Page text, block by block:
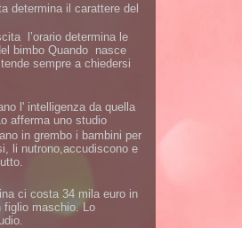
determina il carattere del
l’orario determina le
bimbo Quando nasce
sempre a chiedersi
l' intelligenza da quella
afferma uno studio
in grembo i bambini per
li nutrono,accudiscono e
ci costa 34 mila euro in
figlio maschio. Lo